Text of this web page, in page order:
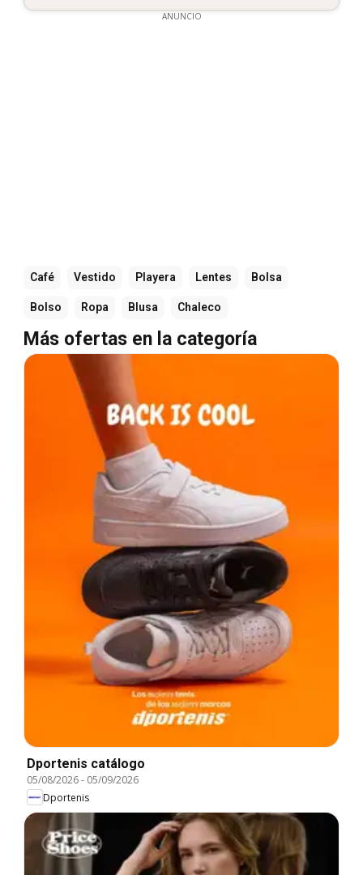
ANUNCIO
Café Vestido Playera Lentes Bolsa
Bolso Ropa Blusa Chaleco
Más ofertas en la categoría
Dportenis catálogo
05/08/2026- 05/09/2026
Dportenis